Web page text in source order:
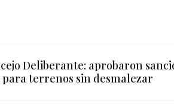
Deliberante: aprobaron
para terrenos sin desmalezar